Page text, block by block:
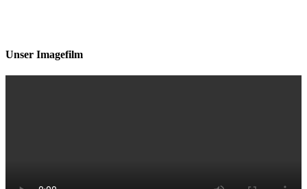
Unser Imagefilm